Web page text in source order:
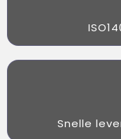
Snelle